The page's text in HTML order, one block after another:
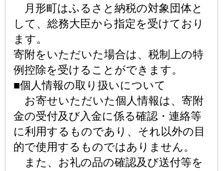
月形町はふるさと納税の対象団体と
して、総務大臣から指定を受けており
ます。
寄附をいただいた場合は、税制上の特
例控除を受けることができます。
■個人情報の取り扱いについて
お寄せいただいた個人情報は、寄附
金の受付及び入金に係る確認・連絡等
に利用するものであり、それ以外の目
的で使用するものではありません。
また、お礼の品の確認及び送付等を